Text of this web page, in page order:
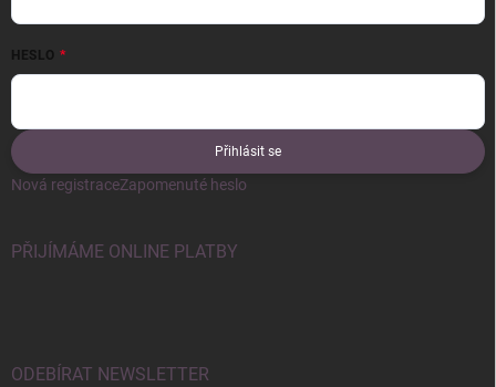
HESLO
Přihlásit se
Nová registraceZapomenuté heslo
PŘIJÍMÁME ONLINE PLATBY
ODEBÍRAT NEWSLETTER